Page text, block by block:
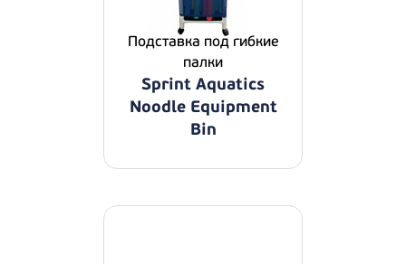
Подставка под гибкие
палки
Sprint Aquatics
Noodle Equipment
Bin